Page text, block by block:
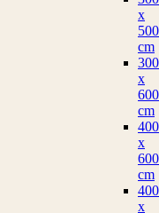
x
500
cm
300
x
600
cm
400
x
600
cm
400
x